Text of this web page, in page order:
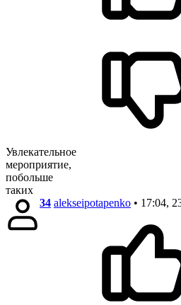
Увлекательное
мероприятие,
побольше
таких
34 alekseipotapenko • 17:04,